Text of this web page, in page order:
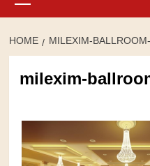
HOME MILEXIM-
milexim-